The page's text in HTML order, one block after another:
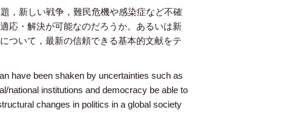
，新しい戦争，難民危機や感染症など不確
応・解決が可能なのだろうか。あるいは新
ついて，最新の信頼できる基本的文献をテ
have been shaken by uncertainties such as
national institutions and democracy be able to
changes in politics in a global society